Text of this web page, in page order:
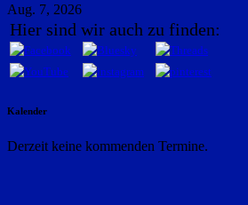
Aug. 7, 2026
Hier sind wir auch zu finden:
Kalender
Derzeit keine kommenden Termine.